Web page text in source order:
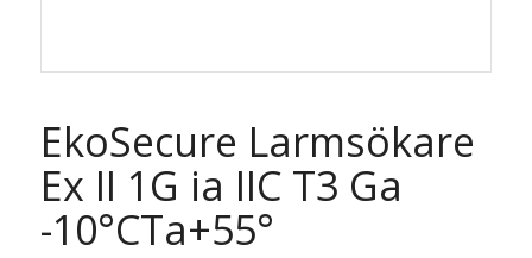
EkoSecure Larmsökare
Ex II 1G ia IIC T3 Ga
-10°CTa+55°